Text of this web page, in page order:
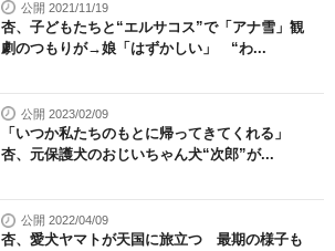
公開 2021/11/19
杏、子どもたちと“エルサコス”で「アナ雪」観
劇のつもりが→娘「はずかしい」 “わ...
公開 2023/02/09
「いつか私たちのもとに帰ってきてくれる」
杏、元保護犬のおじいちゃん犬“次郎”が...
公開 2022/04/09
杏、愛犬ヤマトが天国に旅立つ 最期の様子も